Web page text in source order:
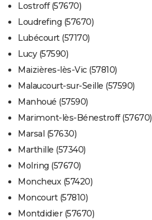
Lostroff (57670)
Loudrefing (57670)
Lubécourt (57170)
Lucy (57590)
Maizières-lès-Vic (57810)
Malaucourt-sur-Seille (57590)
Manhoué (57590)
Marimont-lès-Bénestroff (57670)
Marsal (57630)
Marthille (57340)
Molring (57670)
Moncheux (57420)
Moncourt (57810)
Montdidier (57670)